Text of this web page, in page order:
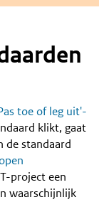
toe of leg uit'-
klikt, gaat
de standaard
project een
waarschijnlijk